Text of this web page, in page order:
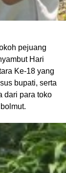
pejuang
Hari
Ke-18 yang
bupati, serta
dari para toko